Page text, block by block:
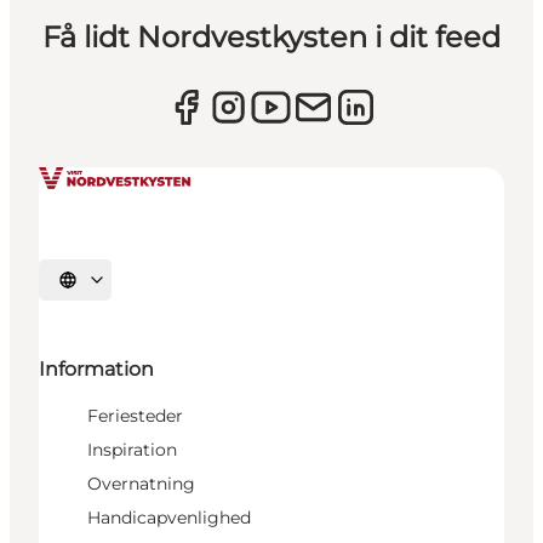
Få lidt Nordvestkysten i dit feed
Vælg sprog
Information
Feriesteder
Inspiration
Overnatning
Handicapvenlighed